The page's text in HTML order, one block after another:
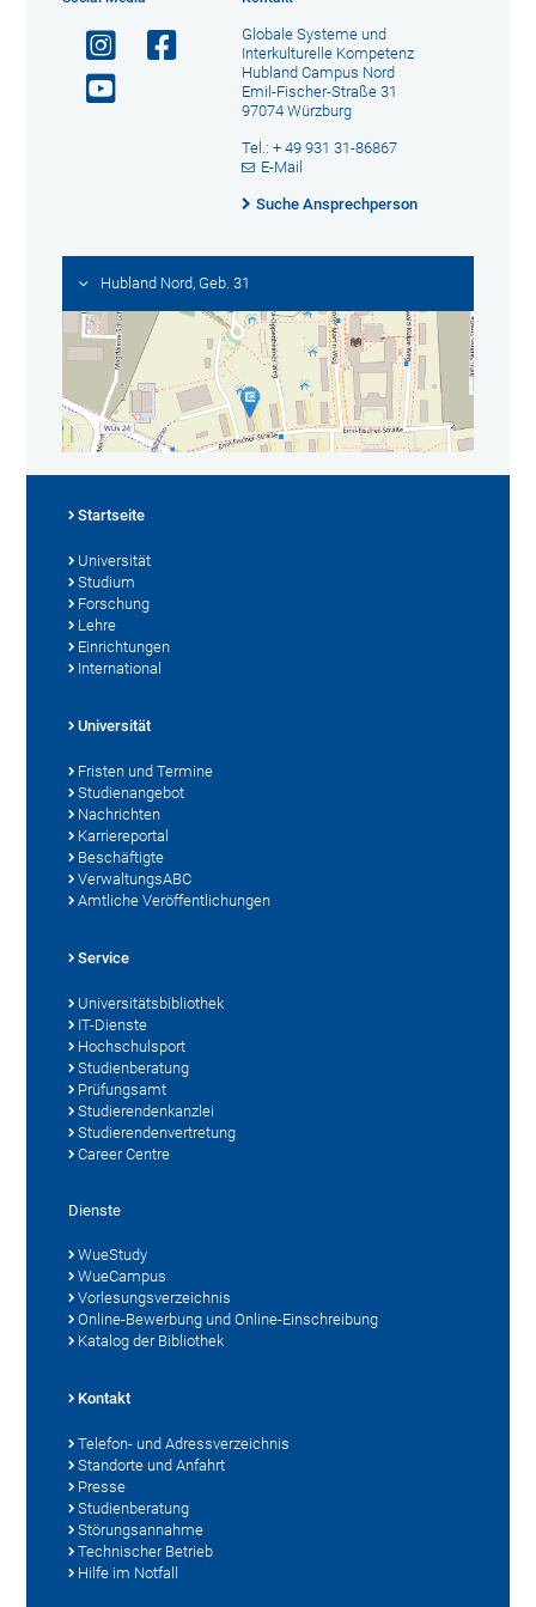
Globale Systeme und
Interkulturelle Kompetenz
Hubland Campus Nord
Emil-Fischer-Straße 31
97074 Würzburg
Tel.: + 49 931 31-86867
E-Mail
Suche Ansprechperson
Hubland Nord, Geb. 31
Startseite
Universität
Studium
Forschung
Lehre
Einrichtungen
International
Universität
Fristen und Termine
Studienangebot
Nachrichten
Karriereportal
Beschäftigte
VerwaltungsABC
Amtliche Veröffentlichungen
Service
Universitätsbibliothek
IT-Dienste
Hochschulsport
Studienberatung
Prüfungsamt
Studierendenkanzlei
Studierendenvertretung
Career Centre
Dienste
WueStudy
WueCampus
Vorlesungsverzeichnis
Online-Bewerbung und Online-Einschreibung
Katalog der Bibliothek
Kontakt
Telefon- und Adressverzeichnis
Standorte und Anfahrt
Presse
Studienberatung
Störungsannahme
Technischer Betrieb
Hilfe im Notfall